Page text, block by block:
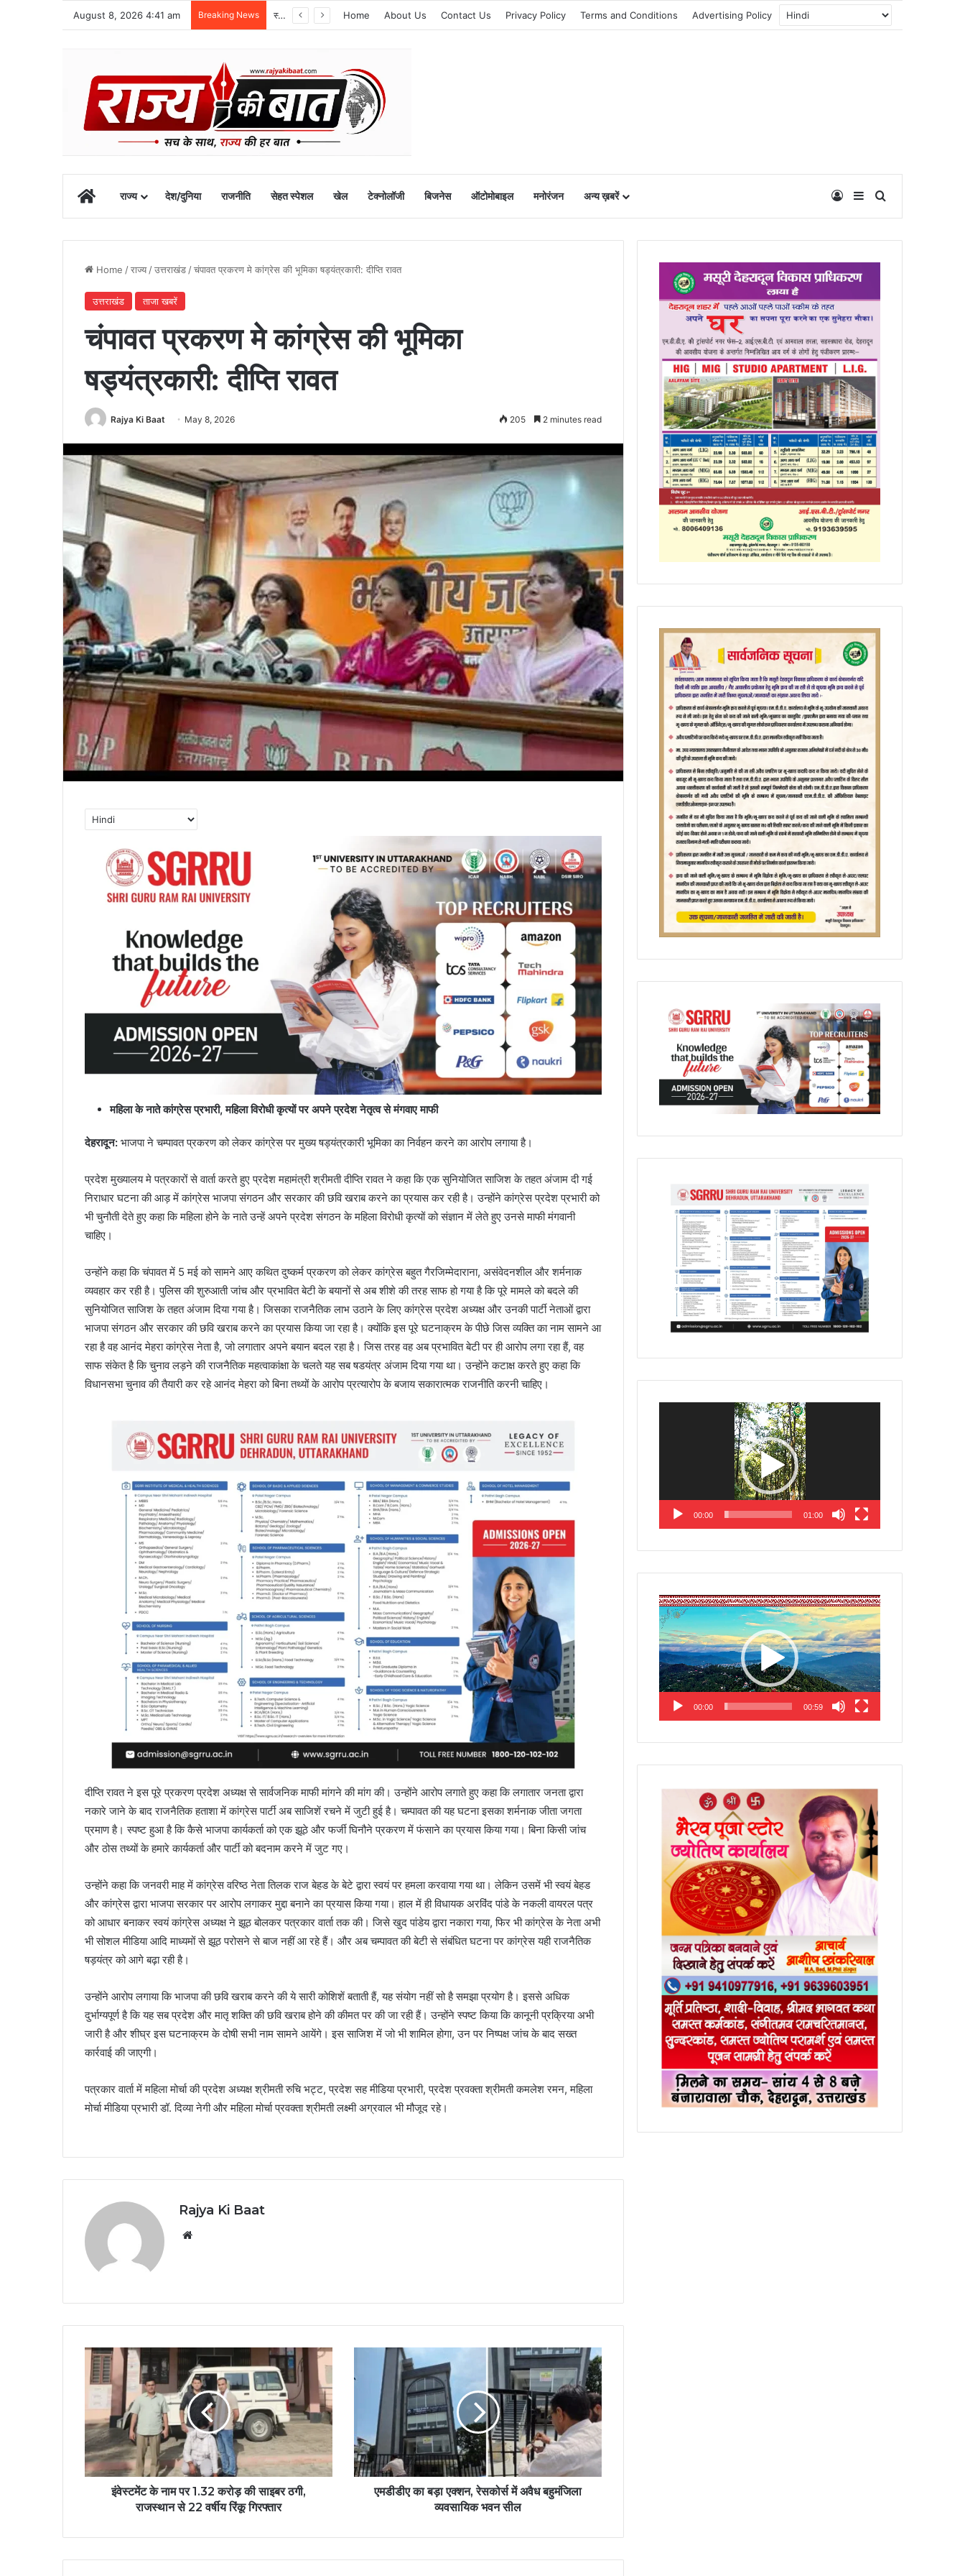
August 8, 2026 4:41 am Breaking News स्वतंत्रता दिवस समारोह की तैयारियां तेज, डीएम ने की तैयारियों की समीक्षा Home About Us Contact Us Privacy Policy Terms and Conditions Advertising Policy
Homeराज्य देश/दुनिया राजनीति सेहत स्पेशल खेल टेक्नोलॉजी बिजनेस ऑटोमोबाइल मनोरंजन अन्य ख़बरें Log InSidebar
Home /राज्य /उत्तराखंड /चंपावत प्रकरण मे कांग्रेस की भूमिका षड्यंत्रकारी: दीप्ति रावत
उत्तराखंड ताजा खबरें
चंपावत प्रकरण मे कांग्रेस की भूमिका
षड्यंत्रकारी: दीप्ति रावत
Rajya Ki Baat May 8, 2026 205 2 minutes read
महिला के नाते कांग्रेस प्रभारी, महिला विरोधी कृत्यों पर अपने प्रदेश नेतृत्व से मंगवाए माफी
देहरादून: भाजपा ने चम्पावत प्रकरण को लेकर कांग्रेस पर मुख्य षड्यंत्रकारी भूमिका का निर्वहन करने का आरोप लगाया है।
प्रदेश मुख्यालय मे पत्रकारों से वार्ता करते हुए प्रदेश महामंत्री श्रीमती दीप्ति रावत ने कहा कि एक सुनियोजित साजिश के तहत अंजाम दी गई
निराधार घटना की आड़ में कांग्रेस भाजपा संगठन और सरकार की छवि खराब करने का प्रयास कर रही है। उन्होंने कांग्रेस प्रदेश प्रभारी को
भी चुनौती देते हुए कहा कि महिला होने के नाते उन्हें अपने प्रदेश संगठन के महिला विरोधी कृत्यों को संज्ञान में लेते हुए उनसे माफी मंगवानी
चाहिए।
उन्होंने कहा कि चंपावत में 5 मई को सामने आए कथित दुष्कर्म प्रकरण को लेकर कांग्रेस बहुत गैरजिम्मेदाराना, असंवेदनशील और शर्मनाक
व्यवहार कर रही है। पुलिस की शुरुआती जांच और प्रभावित बेटी के बयानों से अब शीशे की तरह साफ हो गया है कि पूरे मामले को बदले की
सुनियोजित साजिश के तहत अंजाम दिया गया है। जिसका राजनैतिक लाभ उठाने के लिए कांग्रेस प्रदेश अध्यक्ष और उनकी पार्टी नेताओं द्वारा
भाजपा संगठन और सरकार की छवि खराब करने का प्रयास किया जा रहा है। क्योंकि इस पूरे घटनाक्रम के पीछे जिस व्यक्ति का नाम सामने आ
रहा है वह आनंद मेहरा कांग्रेस नेता है, जो लगातार अपने बयान बदल रहा है। जिस तरह वह अब प्रभावित बेटी पर ही आरोप लगा रहा हैं, वह
साफ संकेत है कि चुनाव लड़ने की राजनैतिक महत्वाकांक्षा के चलते यह सब षडयंत्र अंजाम दिया गया था। उन्होंने कटाक्ष करते हुए कहा कि
विधानसभा चुनाव की तैयारी कर रहे आनंद मेहरा को बिना तथ्यों के आरोप प्रत्यारोप के बजाय सकारात्मक राजनीति करनी चाहिए।
दीप्ति रावत ने इस पूरे प्रकरण प्रदेश अध्यक्ष से सार्वजनिक माफी मांगने की मांग की। उन्होंने आरोप लगाते हुए कहा कि लगातार जनता द्वारा
नकारे जाने के बाद राजनैतिक हताशा में कांग्रेस पार्टी अब साजिशें रचने में जुटी हुई है। चम्पावत की यह घटना इसका शर्मनाक जीता जगता
प्रमाण है। स्पष्ट हुआ है कि कैसे भाजपा कार्यकर्ता को एक झूठे और फर्जी घिनौने प्रकरण में फंसाने का प्रयास किया गया। बिना किसी जांच
और ठोस तथ्यों के हमारे कार्यकर्ता और पार्टी को बदनाम करने में जुट गए।
उन्होंने कहा कि जनवरी माह में कांग्रेस वरिष्ठ नेता तिलक राज बेहड के बेटे द्वारा स्वयं पर हमला करवाया गया था। लेकिन उसमें भी स्वयं बेहड
और कांग्रेस द्वारा भाजपा सरकार पर आरोप लगाकर मुद्दा बनाने का प्रयास किया गया। हाल में ही विधायक अरविंद पांडे के नकली वायरल पत्र
को आधार बनाकर स्वयं कांग्रेस अध्यक्ष ने झूठ बोलकर पत्रकार वार्ता तक की। जिसे खुद पांडेय द्वारा नकारा गया, फिर भी कांग्रेस के नेता अभी
भी सोशल मीडिया आदि माध्यमों से झूठ परोसने से बाज नहीं आ रहे हैं। और अब चम्पावत की बेटी से संबंधित घटना पर कांग्रेस यही राजनैतिक
षड़यंत्र को आगे बढ़ा रही है।
उन्होंने आरोप लगाया कि भाजपा की छवि खराब करने की ये सारी कोशिशें बताती हैं, यह संयोग नहीं सो है समझा प्रयोग है। इससे अधिक
दुर्भाग्यपूर्ण है कि यह सब प्रदेश और मातृ शक्ति की छवि खराब होने की कीमत पर की जा रही हैं। उन्होंने स्पष्ट किया कि कानूनी प्रक्रिया अभी
जारी है और शीघ्र इस घटनाक्रम के दोषी सभी नाम सामने आयेंगे। इस साजिश में जो भी शामिल होगा, उन पर निष्पक्ष जांच के बाद सख्त
कार्रवाई की जाएगी।
पत्रकार वार्ता में महिला मोर्चा की प्रदेश अध्यक्ष श्रीमती रुचि भट्ट, प्रदेश सह मीडिया प्रभारी, प्रदेश प्रवक्ता श्रीमती कमलेश रमन, महिला
मोर्चा मीडिया प्रभारी डॉ. दिव्या नेगी और महिला मोर्चा प्रवक्ता श्रीमती लक्ष्मी अग्रवाल भी मौजूद रहे।
Rajya Ki Baat
इंवेस्टमेंट के नाम पर 1.32 करोड़ की साइबर ठगी,
राजस्थान से 22 वर्षीय रिंकू गिरफ्तार
एमडीडीए का बड़ा एक्शन, रेसकोर्स में अवैध बहुमंजिला
व्यवसायिक भवन सील
00:00 01:00
Video
Player
00:00 00:59